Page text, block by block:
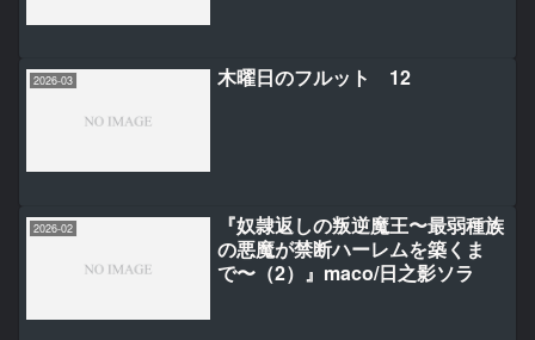
2026-03 木曜日のフルット 12
2026-02
『奴隷返しの叛逆魔王〜最弱種族
の悪魔が禁断ハーレムを築くま
で〜（2）』maco/日之影ソラ